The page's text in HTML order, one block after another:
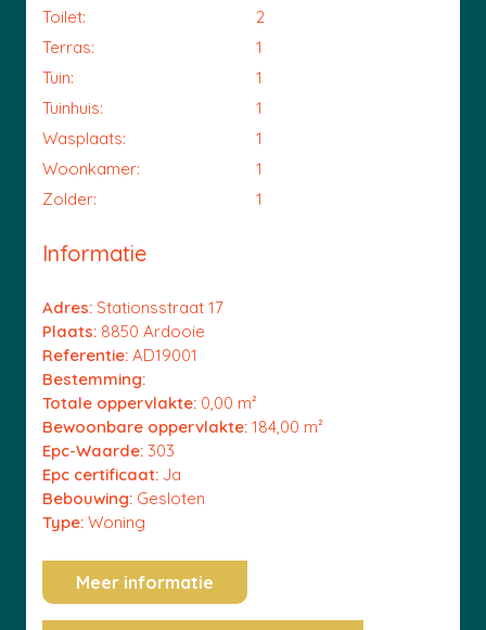
Toilet:
2
Terras:
1
Tuin:
1
Tuinhuis:
1
Wasplaats:
1
Woonkamer:
1
Zolder:
1
Informatie
Adres: Stationsstraat 17
Plaats: 8850 Ardooie
Referentie: AD19001
Bestemming:
Totale oppervlakte: 0,00 m²
Bewoonbare oppervlakte: 184,00 m²
Epc-Waarde: 303
Epc certificaat: Ja
Bebouwing: Gesloten
Type: Woning
Meer informatie